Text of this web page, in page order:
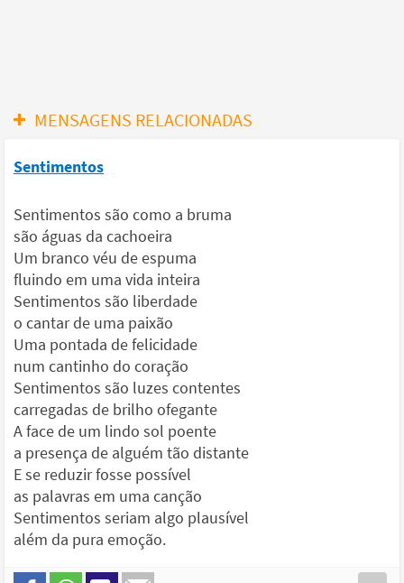
MENSAGENS RELACIONADAS
Sentimentos
Sentimentos são como a bruma
são águas da cachoeira
Um branco véu de espuma
fluindo em uma vida inteira
Sentimentos são liberdade
o cantar de uma paixão
Uma pontada de felicidade
num cantinho do coração
Sentimentos são luzes contentes
carregadas de brilho ofegante
A face de um lindo sol poente
a presença de alguém tão distante
E se reduzir fosse possível
as palavras em uma canção
Sentimentos seriam algo plausível
além da pura emoção.